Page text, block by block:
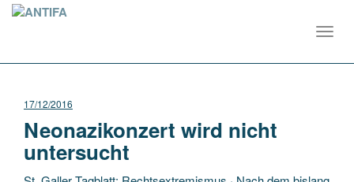
17/12/2016
Neonazikonzert wird nicht
untersucht